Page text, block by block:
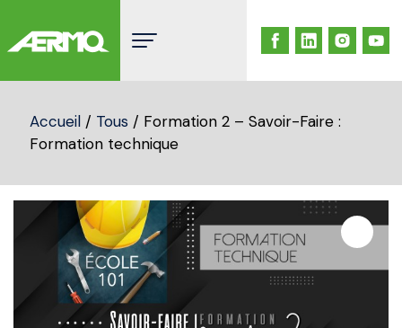
content
Accueil / Tous / Formation 2 – Savoir-Faire :
Formation technique